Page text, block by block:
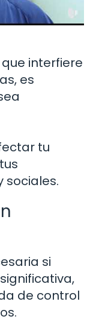
interfiere
es
tu
sociales.
si
de control